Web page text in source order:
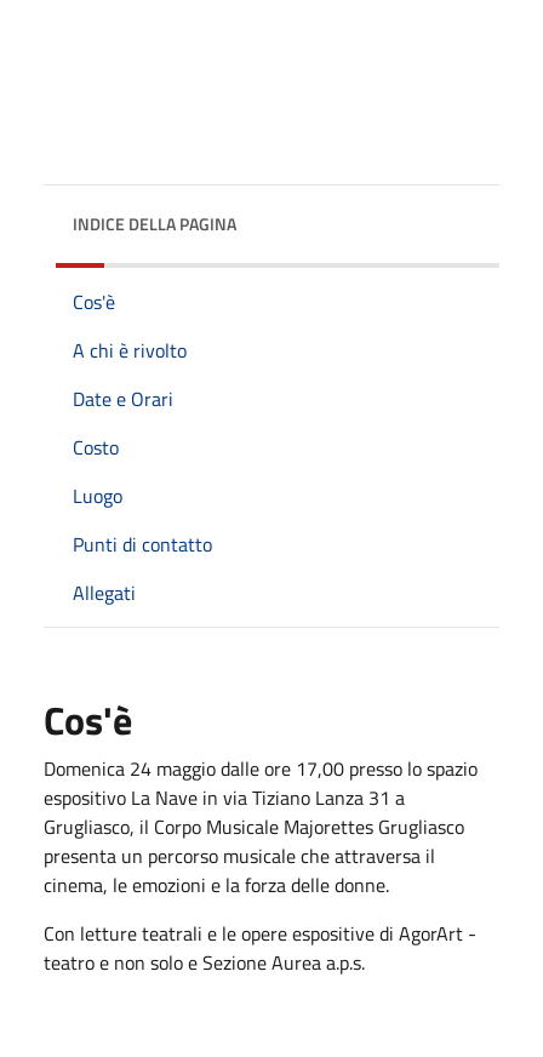
INDICE DELLA PAGINA
Cos'è
A chi è rivolto
Date e Orari
Costo
Luogo
Punti di contatto
Allegati
Cos'è
Domenica 24 maggio dalle ore 17,00 presso lo spazio
espositivo La Nave in via Tiziano Lanza 31 a
Grugliasco, il Corpo Musicale Majorettes Grugliasco
presenta un percorso musicale che attraversa il
cinema, le emozioni e la forza delle donne.
Con letture teatrali e le opere espositive di AgorArt -
teatro e non solo e Sezione Aurea a.p.s.